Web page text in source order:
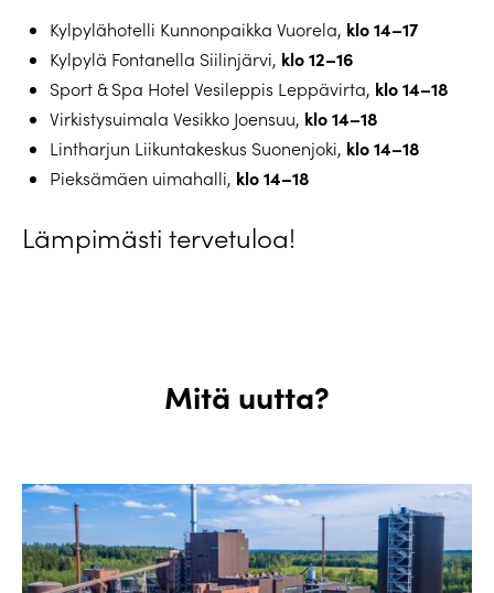
Kylpylähotelli Kunnonpaikka Vuorela, klo 14–17
Kylpylä Fontanella Siilinjärvi, klo 12–16
Sport & Spa Hotel Vesileppis Leppävirta, klo 14–18
Virkistysuimala Vesikko Joensuu, klo 14–18
Lintharjun Liikuntakeskus Suonenjoki, klo 14–18
Pieksämäen uimahalli, klo 14–18
Lämpimästi tervetuloa!
Mitä uutta?